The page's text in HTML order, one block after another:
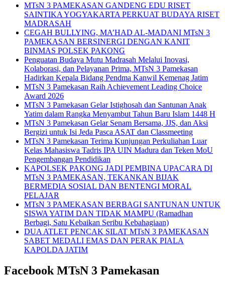
MTsN 3 PAMEKASAN GANDENG EDU RISET
SAINTIKA YOGYAKARTA PERKUAT BUDAYA RISET
MADRASAH
CEGAH BULLYING, MA’HAD AL-MADANI MTsN 3
PAMEKASAN BERSINERGI DENGAN KANIT
BINMAS POLSEK PAKONG
Penguatan Budaya Mutu Madrasah Melalui Inovasi,
Kolaborasi, dan Pelayanan Prima, MTsN 3 Pamekasan
Hadirkan Kepala Bidang Pendma Kanwil Kemenag Jatim
MTsN 3 Pamekasan Raih Achievement Leading Choice
Award 2026
MTsN 3 Pamekasan Gelar Istighosah dan Santunan Anak
Yatim dalam Rangka Menyambut Tahun Baru Islam 1448 H
MTsN 3 Pamekasan Gelar Senam Bersama, JJS, dan Aksi
Bergizi untuk Isi Jeda Pasca ASAT dan Classmeeting
MTsN 3 Pamekasan Terima Kunjungan Perkuliahan Luar
Kelas Mahasiswa Tadris IPA UIN Madura dan Teken MoU
Pengembangan Pendidikan
KAPOLSEK PAKONG JADI PEMBINA UPACARA DI
MTsN 3 PAMEKASAN, TEKANKAN BIJAK
BERMEDIA SOSIAL DAN BENTENGI MORAL
PELAJAR
MTsN 3 PAMEKASAN BERBAGI SANTUNAN UNTUK
SISWA YATIM DAN TIDAK MAMPU (Ramadhan
Berbagi, Satu Kebaikan Seribu Kebahagiaan)
DUA ATLET PENCAK SILAT MTsN 3 PAMEKASAN
SABET MEDALI EMAS DAN PERAK PIALA
KAPOLDA JATIM
Facebook MTsN 3 Pamekasan